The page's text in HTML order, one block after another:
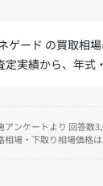
ゲード の買取相
定実績から、年式
ンケートより 回答数
場・下取り相場価格